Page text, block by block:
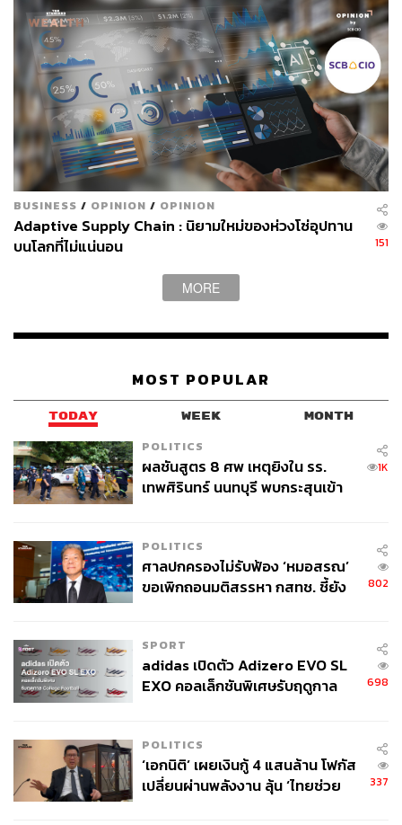
BUSINESS / OPINION / OPINION
Adaptive Supply Chain : นิยามใหม่ของห่วงโซ่อุปทาน
บนโลกที่ไม่แน่นอน
151
MORE
MOST POPULAR
TODAY WEEK MONTH
POLITICS
ผลชันสูตร 8 ศพ เหตุยิงใน รร.
เทพศิรินทร์ นนทบุรี พบกระสุนเข้า
1K
POLITICS
ศาลปกครองไม่รับฟ้อง ‘หมอสรณ’
ขอเพิกถอนมติสรรหา กสทช. ชี้ยัง
802
SPORT
adidas เปิดตัว Adizero EVO SL
EXO คอลเล็กชันพิเศษรับฤดูกาล
698
POLITICS
‘เอกนิติ’ เผยเงินกู้ 4 แสนล้าน โฟกัส
เปลี่ยนผ่านพลังงาน ลุ้น ‘ไทยช่วย
337